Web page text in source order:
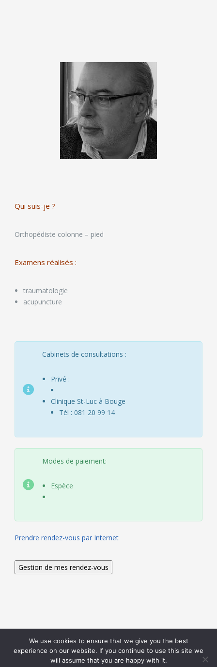
Qui suis-je ?
Orthopédiste colonne – pied
Examens réalisés :
traumatologie
acupuncture
Cabinets de consultations :
Privé :
Clinique St-Luc à Bouge
Tél : 081 20 99 14
Modes de paiement:
Espèce
Prendre rendez-vous par Internet
Nous utilisons des cookies pour vous garantir la meilleure
expérience sur notre site web.
Réglages des cookies
We use cookies to ensure that we give you the best
experience on our website. If you continue to use this site we
will assume that you are happy with it.